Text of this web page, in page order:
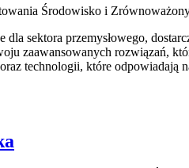
Środowisko i
sektora przemysłowego,
zaawansowanych rozwiązań,
technologii, które